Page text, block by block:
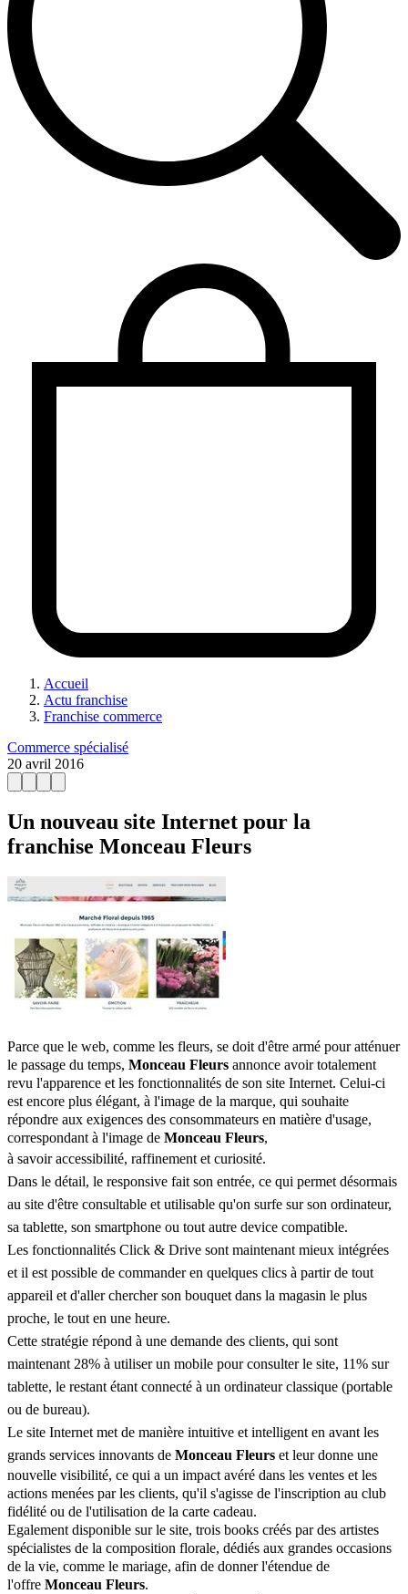
Accueil
Actu franchise
Franchise commerce
Commerce spécialisé
20 avril 2016
Un nouveau site Internet pour la
franchise Monceau Fleurs
Parce que le web, comme les fleurs, se doit d'être armé pour atténuer
le passage du temps, Monceau Fleurs annonce avoir totalement
revu l'apparence et les fonctionnalités de son site Internet. Celui-ci
est encore plus élégant, à l'image de la marque, qui souhaite
répondre aux exigences des consommateurs en matière d'usage,
correspondant à l'image de Monceau Fleurs,
à savoiraccessibilité, raffinement et curiosité.
Dans le détail, le responsive fait son entrée, ce qui permet désormais
au site d'être consultable et utilisable qu'on surfe sur son ordinateur,
sa tablette, son smartphone ou tout autre device compatible.
Les fonctionnalités Click & Drive sont maintenant mieux intégrées
et il est possible de commander en quelques clics à partir de tout
appareil et d'aller chercher son bouquet dans la magasin le plus
proche, le tout en une heure.
Cette stratégie répond à une demande des clients, qui sont
maintenant 28% à utiliser un mobile pour consulter le site, 11% sur
tablette, le restant étant connecté à un ordinateur classique (portable
ou de bureau).
Le site Internet met de manière intuitive et intelligent en avant les
grands services innovants de Monceau Fleurs et leur donne une
nouvelle visibilité, ce qui a un impact avéré dans les ventes et les
actions menées par les clients, qu'il s'agisse de l'inscription au club
fidélité ou de l'utilisation de la carte cadeau.
Egalementdisponible sur le site, trois books créés par des artistes
spécialistes de la composition florale, dédiés aux grandes occasions
de la vie, comme le mariage, afin de donner l'étendue de
l'offre Monceau Fleurs.